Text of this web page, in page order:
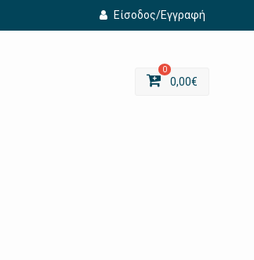
Είσοδος/Εγγραφή
0
0,00€